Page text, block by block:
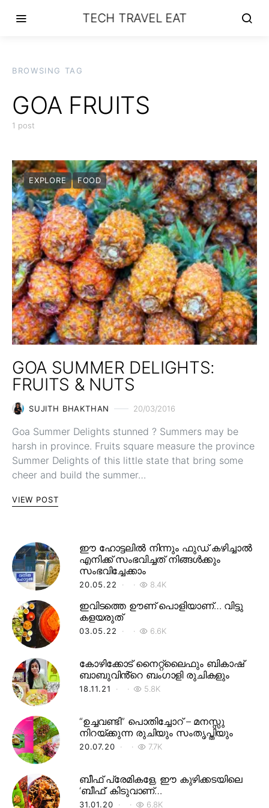
TECH TRAVEL EAT
BROWSING TAG
GOA FRUITS
1 post
EXPLORE FOOD
GOA SUMMER DELIGHTS:
FRUITS & NUTS
SUJITH BHAKTHAN 20/03/2016
Goa Summer Delights stunned ? Summers may be
harsh in province. Fruits square measure the province
Summer Delights of this little state that bring some
cheer and build the summer…
VIEW POST
ഈ ഹോട്ടലിൽ നിന്നും ഫുഡ് കഴിച്ചാൽ
എനിക്ക് സംഭവിച്ചത് നിങ്ങൾക്കും
സംഭവിച്ചേക്കാം
20.05.22 8.4K
ഇവിടത്തെ ഊണ് പൊളിയാണ്… വിട്ടു
കളയരുത്
03.05.22 6.6K
കോഴിക്കോട് നൈറ്റ്‌ലൈഫും ബികാഷ്
ബാബുവിൻ്റെ ബംഗാളി രുചികളും
18.11.21 5.8K
“ഉച്ചവണ്ടി” പൊതിച്ചോറ് – മനസ്സു
നിറയ്ക്കുന്ന രുചിയും സംതൃപ്തിയും
20.07.20 7.7K
ബീഫ് പ്രേമികളേ, ഈ കുഴിക്കടയിലെ
‘ബീഫ്’ കിടുവാണ്…
31.01.20 6.8K